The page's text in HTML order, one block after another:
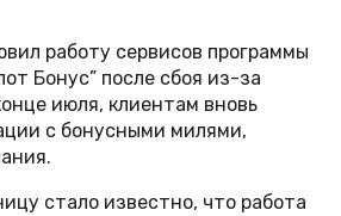
работу сервисов программы
Бонус” после сбоя из-за
июля, клиентам вновь
с бонусными милями,
стало известно, что работа